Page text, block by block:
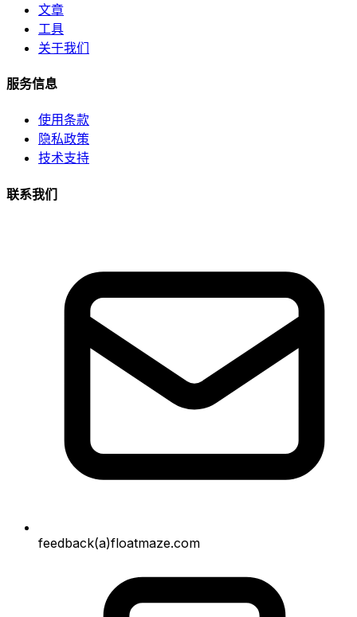
文章
工具
关于我们
服务信息
使用条款
隐私政策
技术支持
联系我们
feedback(a)floatmaze.com